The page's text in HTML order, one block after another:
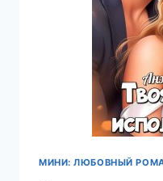
МИНИ: ЛЮБОВНЫЙ